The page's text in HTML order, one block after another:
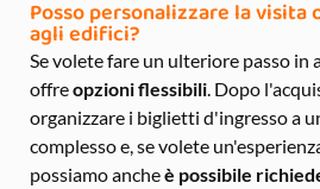
Posso personalizzare la visita
agli edifici?
Se volete fare un ulteriore passo in
offreopzioni flessibili . Dopo
organizzare i biglietti d'ingresso a
complesso e, se volete
possiamo ancheè possibile